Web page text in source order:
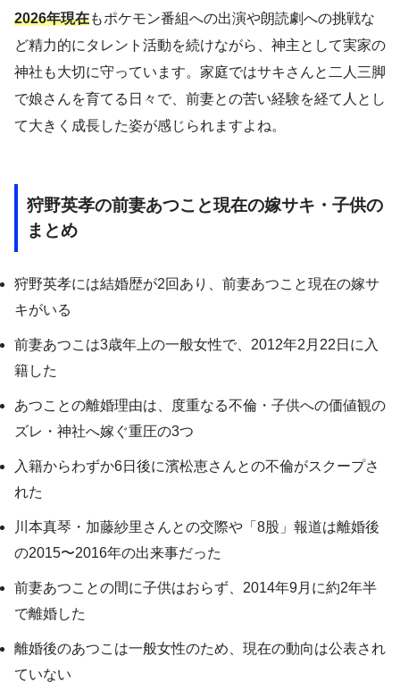
2026年現在もポケモン番組への出演や朗読劇への挑戦な
ど精力的にタレント活動を続けながら、神主として実家の
神社も大切に守っています。家庭ではサキさんと二人三脚
で娘さんを育てる日々で、前妻との苦い経験を経て人とし
て大きく成長した姿が感じられますよね。
狩野英孝の前妻あつこと現在の嫁サキ・子供の
まとめ
狩野英孝には結婚歴が2回あり、前妻あつこと現在の嫁サ
キがいる
前妻あつこは3歳年上の一般女性で、2012年2月22日に入
籍した
あつことの離婚理由は、度重なる不倫・子供への価値観の
ズレ・神社へ嫁ぐ重圧の3つ
入籍からわずか6日後に濱松恵さんとの不倫がスクープさ
れた
川本真琴・加藤紗里さんとの交際や「8股」報道は離婚後
の2015〜2016年の出来事だった
前妻あつことの間に子供はおらず、2014年9月に約2年半
で離婚した
離婚後のあつこは一般女性のため、現在の動向は公表され
ていない